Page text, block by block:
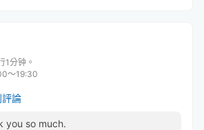
1分钟。
〜19:30
評論
you so much.